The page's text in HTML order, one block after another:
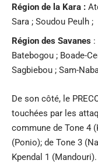
Région de la Kara :
Sara ; Soudou Peulh ;
Région des Savanes :
Batebogou ; Boade-
Sagbiebou ; Sam-
De son côté, le
touchées par les
commune de Tone 4
(Ponio); de Tone 3
Kpendal 1 (Mandouri).